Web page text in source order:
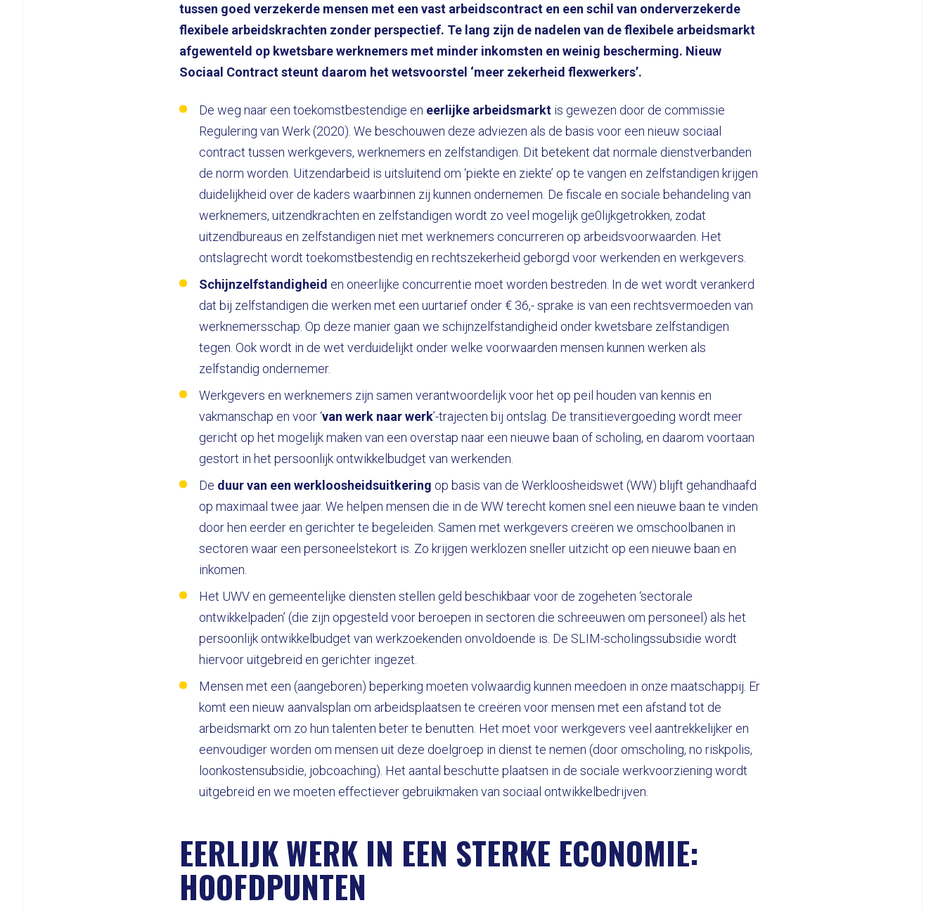
tussen goed verzekerde mensen met een vast arbeidscontract en een schil van onderverzekerde
flexibele arbeidskrachten zonder perspectief. Te lang zijn de nadelen van de flexibele arbeidsmarkt
afgewenteld op kwetsbare werknemers met minder inkomsten en weinig bescherming. Nieuw
Sociaal Contract steunt daarom het wetsvoorstel ‘meer zekerheid flexwerkers’.
De weg naar een toekomstbestendige en eerlijke arbeidsmarkt is gewezen door de commissie
Regulering van Werk (2020). We beschouwen deze adviezen als de basis voor een nieuw sociaal
contract tussen werkgevers, werknemers en zelfstandigen. Dit betekent dat normale dienstverbanden
de norm worden. Uitzendarbeid is uitsluitend om ‘piekte en ziekte’ op te vangen en zelfstandigen krijgen
duidelijkheid over de kaders waarbinnen zij kunnen ondernemen. De fiscale en sociale behandeling van
werknemers, uitzendkrachten en zelfstandigen wordt zo veel mogelijk ge0lijkgetrokken, zodat
uitzendbureaus en zelfstandigen niet met werknemers concurreren op arbeidsvoorwaarden. Het
ontslagrecht wordt toekomstbestendig en rechtszekerheid geborgd voor werkenden en werkgevers.
Schijnzelfstandigheid en oneerlijke concurrentie moet worden bestreden. In de wet wordt verankerd
dat bij zelfstandigen die werken met een uurtarief onder € 36,- sprake is van een rechtsvermoeden van
werknemersschap. Op deze manier gaan we schijnzelfstandigheid onder kwetsbare zelfstandigen
tegen. Ook wordt in de wet verduidelijkt onder welke voorwaarden mensen kunnen werken als
zelfstandig ondernemer.
Werkgevers en werknemers zijn samen verantwoordelijk voor het op peil houden van kennis en
vakmanschap en voor ‘van werk naar werk’-trajecten bij ontslag. De transitievergoeding wordt meer
gericht op het mogelijk maken van een overstap naar een nieuwe baan of scholing, en daarom voortaan
gestort in het persoonlijk ontwikkelbudget van werkenden.
De duur van een werkloosheidsuitkering op basis van de Werkloosheidswet (WW) blijft gehandhaafd
op maximaal twee jaar. We helpen mensen die in de WW terecht komen snel een nieuwe baan te vinden
door hen eerder en gerichter te begeleiden. Samen met werkgevers creëren we omschoolbanen in
sectoren waar een personeelstekort is. Zo krijgen werklozen sneller uitzicht op een nieuwe baan en
inkomen.
Het UWV en gemeentelijke diensten stellen geld beschikbaar voor de zogeheten ‘sectorale
ontwikkelpaden’ (die zijn opgesteld voor beroepen in sectoren die schreeuwen om personeel) als het
persoonlijk ontwikkelbudget van werkzoekenden onvoldoende is. De SLIM-scholingssubsidie wordt
hiervoor uitgebreid en gerichter ingezet.
Mensen met een (aangeboren) beperking moeten volwaardig kunnen meedoen in onze maatschappij. Er
komt een nieuw aanvalsplan om arbeidsplaatsen te creëren voor mensen met een afstand tot de
arbeidsmarkt om zo hun talenten beter te benutten. Het moet voor werkgevers veel aantrekkelijker en
eenvoudiger worden om mensen uit deze doelgroep in dienst te nemen (door omscholing, no riskpolis,
loonkostensubsidie, jobcoaching). Het aantal beschutte plaatsen in de sociale werkvoorziening wordt
uitgebreid en we moeten effectiever gebruikmaken van sociaal ontwikkelbedrijven.
EERLIJK WERK IN EEN STERKE ECONOMIE:
HOOFDPUNTEN